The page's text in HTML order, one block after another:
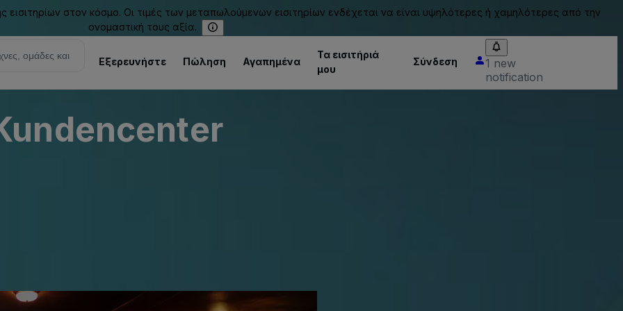
στον κόσμο. Οι τιμές των μεταπωλούμενων εισιτηρίων ενδέχεται να είναι υψηλότερες ή χαμηλότερες από την
ονομαστική τους αξία.
Εξερευνήστε Πώληση Αγαπημένα
Τα εισιτήριά
μου
Σύνδεση
1 new
notification